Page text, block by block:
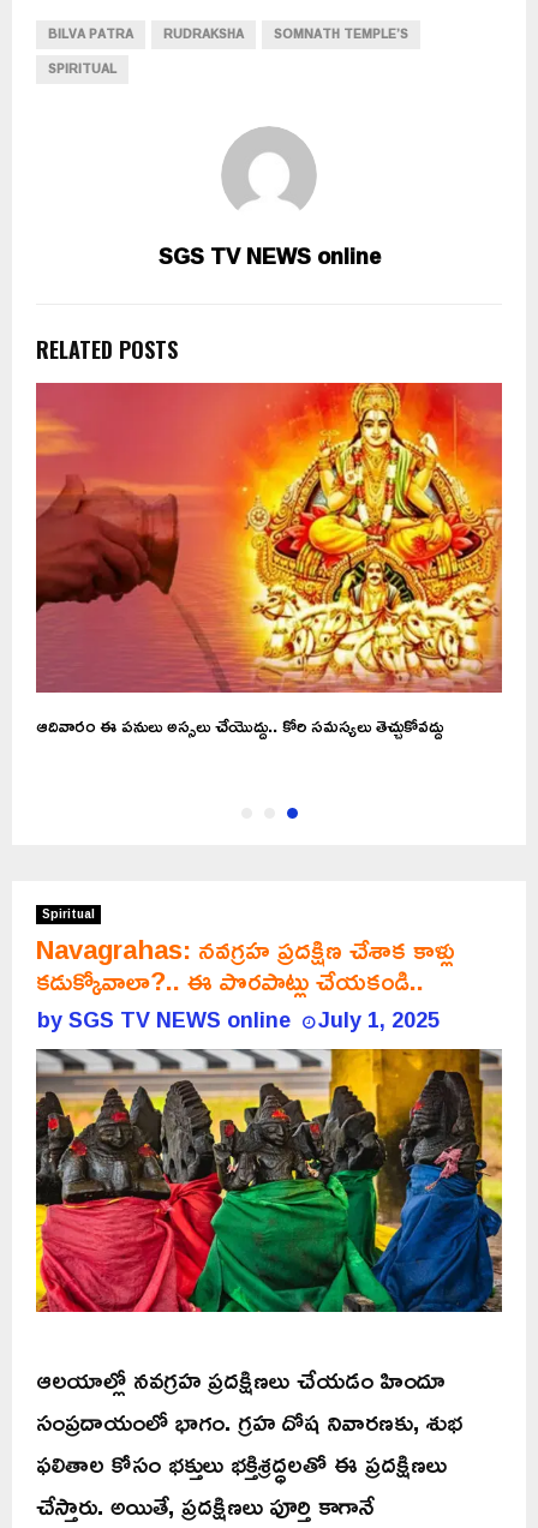
BILVA PATRA RUDRAKSHA
SOMNATH TEMPLE’S
SPIRITUAL
SGS TV NEWS online
RELATED POSTS
ఆదివారం ఈ పనులు అస్సలు చేయొద్దు.. కోరి సమస్యలు తెచ్చుకోవద్దు
Spiritual
Navagrahas: నవగ్రహ ప్రదక్షిణ చేశాక కాళ్లు
కడుక్కోవాలా?.. ఈ పొరపాట్లు చేయకండి..
bySGS TV NEWS online July 1, 2025
ఆలయాల్లో నవగ్రహ ప్రదక్షిణలు చేయడం హిందూ
సంప్రదాయంలో భాగం. గ్రహ దోష నివారణకు, శుభ
ఫలితాల కోసం భక్తులు భక్తిశ్రద్ధలతో ఈ ప్రదక్షిణలు
చేస్తారు. అయితే, ప్రదక్షిణలు పూర్తి కాగానే